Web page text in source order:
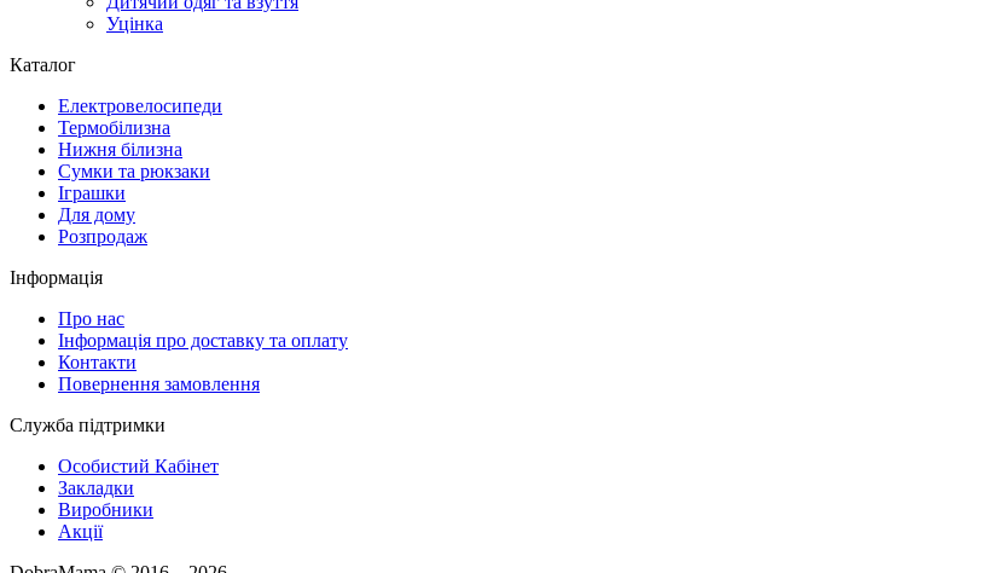
Уцінка
Каталог
Електровелосипеди
Термобілизна
Нижня білизна
Сумки та рюкзаки
Іграшки
Для дому
Розпродаж
Інформація
Про нас
Інформація про доставку та оплату
Контакти
Повернення замовлення
Служба підтримки
Особистий Кабінет
Закладки
Виробники
Акції